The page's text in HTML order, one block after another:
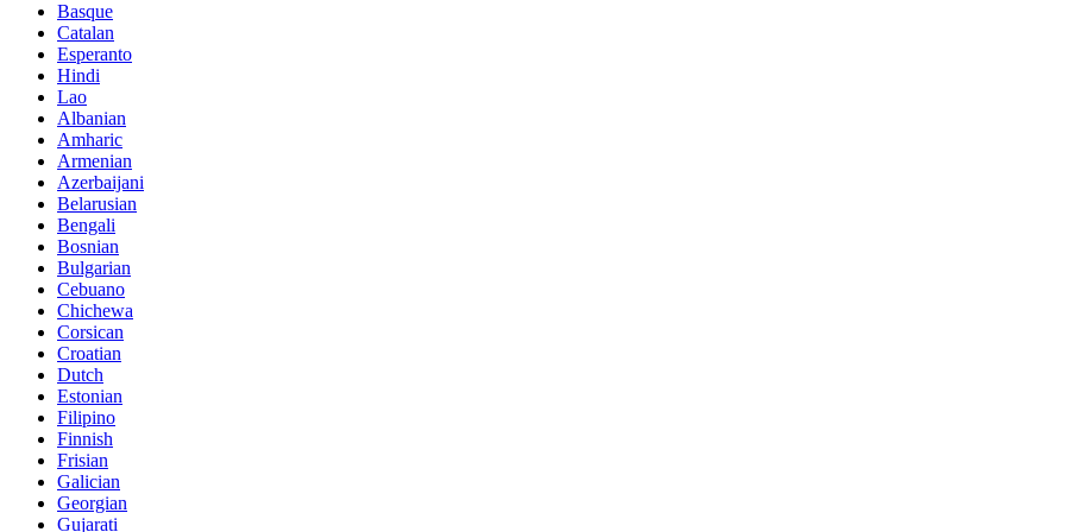
Basque
Catalan
Esperanto
Hindi
Lao
Albanian
Amharic
Armenian
Azerbaijani
Belarusian
Bengali
Bosnian
Bulgarian
Cebuano
Chichewa
Corsican
Croatian
Dutch
Estonian
Filipino
Finnish
Frisian
Galician
Georgian
Gujarati